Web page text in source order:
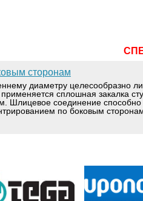
сторонам
диаметру целесообразно
сплошная закалка
Шлицевое соединение способно
по боковым